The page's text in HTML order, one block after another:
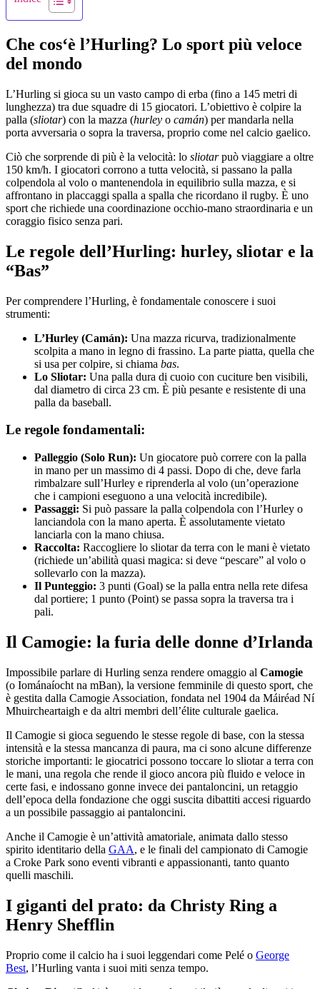
Che cos‘è l’Hurling? Lo sport più veloce
del mondo
L’Hurling si gioca su un vasto campo di erba (fino a 145 metri di
lunghezza) tra due squadre di 15 giocatori. L’obiettivo è colpire la
palla (sliotar) con la mazza (hurley o camán) per mandarla nella
porta avversaria o sopra la traversa, proprio come nel calcio gaelico.
Ciò che sorprende di più è la velocità: lo sliotarpuò viaggiare a oltre
150 km/h. I giocatori corrono a tutta velocità, si passano la palla
colpendola al volo o mantenendola in equilibrio sulla mazza, e si
affrontano in placcaggi spalla a spalla che ricordano il rugby. È uno
sport che richiede una coordinazione occhio-mano straordinaria e un
coraggio fisico senza pari.
Le regole dell’Hurling: hurley, sliotar e la
“Bas”
Per comprendere l’Hurling, è fondamentale conoscere i suoi
strumenti:
L’Hurley (Camán): Una mazza ricurva, tradizionalmente
scolpita a mano in legno di frassino. La parte piatta, quella che
si usa per colpire, si chiama bas.
Lo Sliotar: Una palla dura di cuoio con cuciture ben visibili,
dal diametro di circa 23 cm. È più pesante e resistente di una
palla da baseball.
Le regole fondamentali:
Palleggio (Solo Run): Un giocatore può correre con la palla
in mano per un massimo di 4 passi. Dopo di che, deve farla
rimbalzare sull’Hurley e riprenderla al volo (un’operazione
che i campioni eseguono a una velocità incredibile).
Passaggi: Si può passare la palla colpendola con l’Hurley o
lanciandola con la mano aperta. È assolutamente vietato
lanciarla con la mano chiusa.
Raccolta: Raccogliere lo sliotar da terra con le mani è vietato
(richiede un’abilità quasi magica: si deve “pescare” al volo o
sollevarlo con la mazza).
Il Punteggio: 3 punti (Goal) se la palla entra nella rete difesa
dal portiere; 1 punto (Point) se passa sopra la traversa tra i
pali.
Il Camogie: la furia delle donne d’Irlanda
Impossibile parlare di Hurling senza rendere omaggio al Camogie
(o Iománaíocht na mBan), la versione femminile di questo sport, che
è gestita dalla Camogie Association, fondata nel 1904 da Máiréad Ní
Mhuircheartaigh e da altri membri dell’élite culturale gaelica.
Il Camogie si gioca seguendo le stesse regole di base, con la stessa
intensità e la stessa mancanza di paura, ma ci sono alcune differenze
storiche importanti: le giocatrici possono toccare lo sliotar a terra con
le mani, una regola che rende il gioco ancora più fluido e veloce in
certe fasi, e indossano gonne invece dei pantaloncini, un retaggio
dell’epoca della fondazione che oggi suscita dibattiti accesi riguardo
a un possibile passaggio ai pantaloncini.
Anche il Camogie è un’attività amatoriale, animata dallo stesso
spirito identitario della GAA, e le finali del campionato di Camogie
a Croke Park sono eventi vibranti e appassionanti, tanto quanto
quelli maschili.
I giganti del prato: da Christy Ring a
Henry Shefflin
Proprio come il calcio ha i suoi leggendari come Pelé o George
Best, l’Hurling vanta i suoi miti senza tempo.